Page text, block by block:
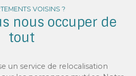
VOISINS ?
nous occuper de
tout
un service de relocalisation